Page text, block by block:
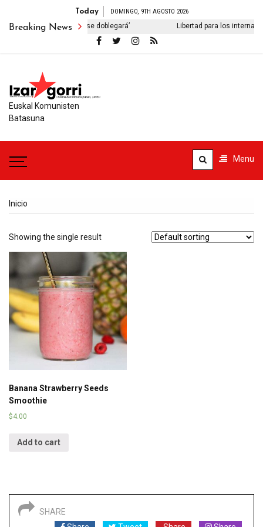
Today DOMINGO, 9TH AGOSTO 2026
Breaking News
‘El viejo pueblo iraní no se doblegará’ Libertad para los
Euskal Komunisten
Batasuna
Menu
Inicio
Showing the single result
Banana Strawberry Seeds
Smoothie
$4.00
Add to cart
SHARE